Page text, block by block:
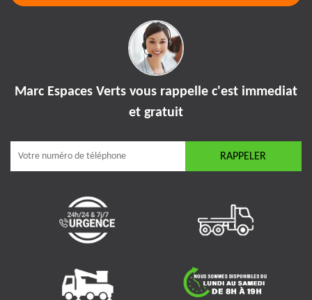
Marc Espaces Verts vous rappelle c'est immediat
et gratuit